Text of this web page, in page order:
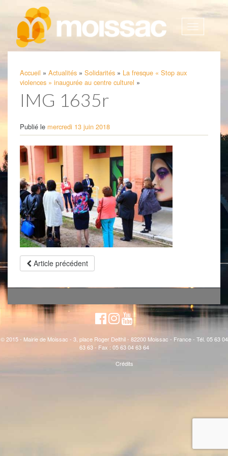
Afficher
Accueil » Actualités » Solidarités » La fresque « Stop aux
violences » inaugurée au centre culturel »
IMG 1635r
Publié le mercredi 13 juin 2018
Article précédent
© 2015 - Mairie de Moissac - 3, place Roger Delthil - 82200 Moissac - France - Tél. 05 63 04
63 63 - Fax : 05 63 04 63 64
Crédits